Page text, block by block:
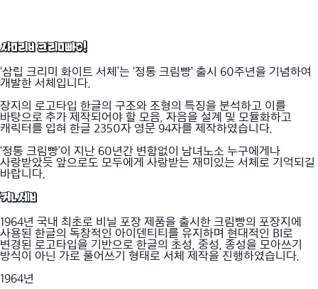
삼립 크림빵!
‘삼립 크리미 화이트 서체’는 ‘정통 크림빵’ 출시 60주년을 기념하여
개발한 서체입니다.
장지의 로고타입 한글의 구조와 조형의 특징을 분석하고 이를
바탕으로 추가 제작되어야 할 모음, 자음을 설계 및 모듈화하고
캐릭터를 입혀 한글 2350자 영문 94자를 제작하였습니다.
‘정통 크림빵’이 지난 60년간 변함없이 남녀노소 누구에게나
사랑받았듯 앞으로도 모두에게 사랑받는 재미있는 서체로 기억되길
바랍니다.
컨셉
1964년 국내 최초로 비닐 포장 제품을 출시한 크림빵의 포장지에
사용된 한글의 독창적인 아이덴티티를 유지하며 현대적인 BI로
변경된 로고타입을 기반으로 한글의 초성, 중성, 종성을 모아쓰기
방식이 아닌 가로 풀어쓰기 형태로 서체 제작을 진행하였습니다.
1964년